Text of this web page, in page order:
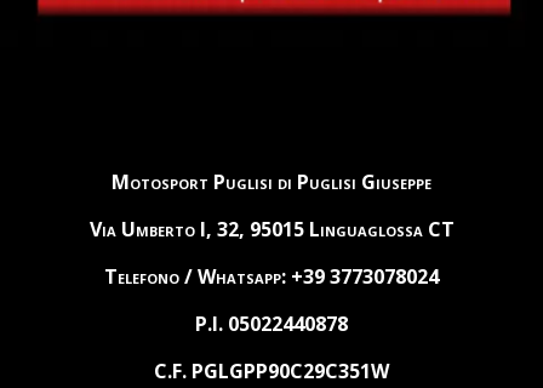
Motosport Puglisi di Puglisi Giuseppe
Via Umberto I, 32, 95015 Linguaglossa CT
Telefono / Whatsapp: +39 3773078024
P.I. 05022440878
C.F. PGLGPP90C29C351W